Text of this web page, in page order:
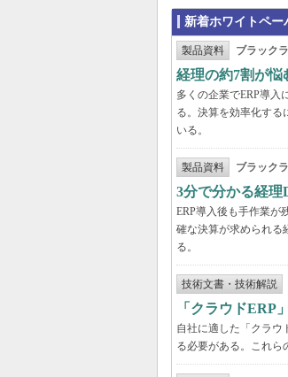
新着ホワイトペー
製品資料 ブラック
経理の約7割が悩
多くの企業でERP導入
る。決算を効率化する
いる。
製品資料 ブラック
3分で分かる経
ERP導入後も手作業が
確な決算が求められる
る。
技術文書・技術解説
「クラウドERP
自社に適した「クラウ
る必要がある。これら